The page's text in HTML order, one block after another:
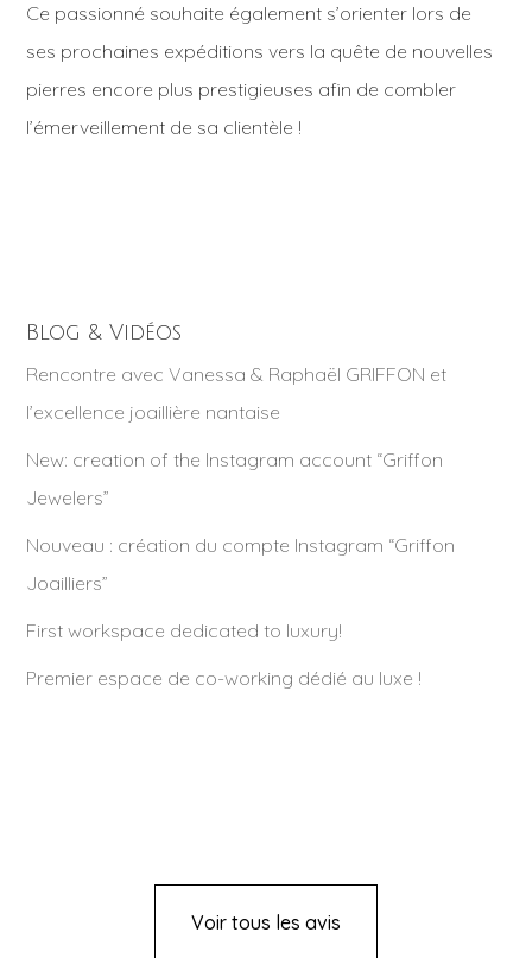
Ce passionné souhaite également s’orienter lors de
ses prochaines expéditions vers la quête de nouvelles
pierres encore plus prestigieuses afin de combler
l’émerveillement de sa clientèle !
Blog & Vidéos
Rencontre avec Vanessa & Raphaël GRIFFON et
l’excellence joaillière nantaise
New: creation of the Instagram account “Griffon
Jewelers”
Nouveau : création du compte Instagram “Griffon
Joailliers”
First workspace dedicated to luxury!
Premier espace de co-working dédié au luxe !
Voir tous les avis